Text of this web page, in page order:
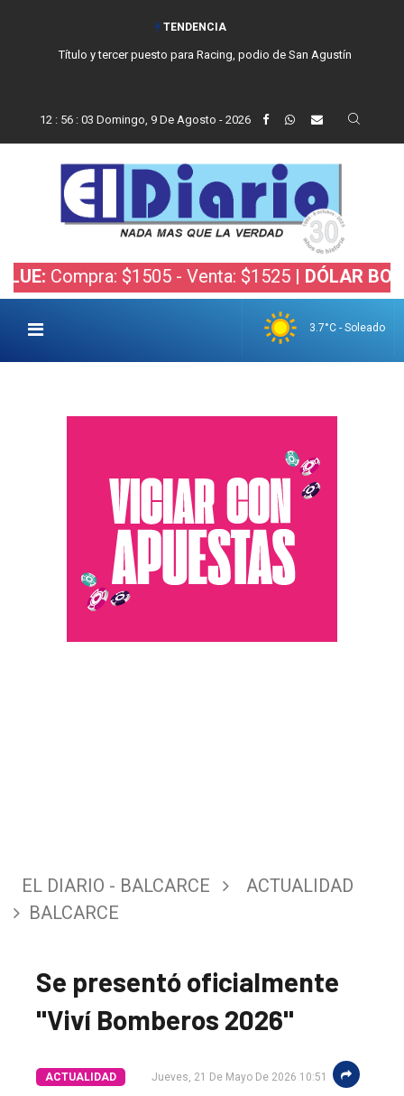
TENDENCIA
Título y tercer puesto para Racing, podio de San Agustín
12 : 56 : 05 Domingo, 9 De Agosto - 2026
$1505 - Venta: $1525 |DÓLAR BOLSA:
3.7°C - Soleado
EL DIARIO - BALCARCE
ACTUALIDAD
BALCARCE
Se presentó oficialmente
"Viví Bomberos 2026"
ACTUALIDAD Jueves, 21 De Mayo De 2026 10:51